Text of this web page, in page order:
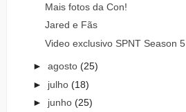
Mais fotos da Con!
Jared e Fãs
Video exclusivo SPNT Season 5
► agosto (25)
► julho (18)
► junho (25)